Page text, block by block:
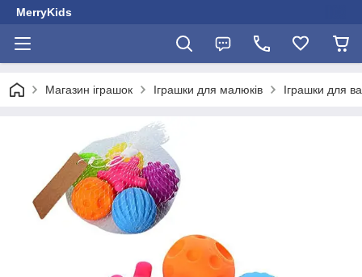
MerryKids
Магазин іграшок Іграшки для малюків Іграшки для